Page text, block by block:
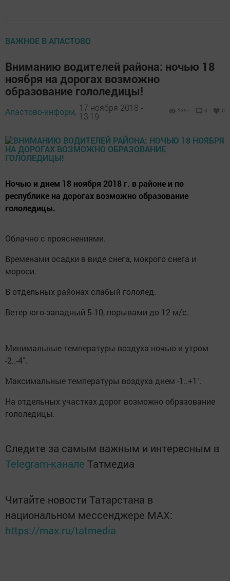
ВАЖНОЕ В АПАСТОВО
Вниманию водителей района: ночью 18
ноября на дорогах возможно
образование гололедицы!
Апастово-информ, 17 ноября 2018 -
13:19
1397 0 0
Ночью и днем 18 ноября 2018 г. в районе и по
республике на дорогах возможно образование
гололедицы.
Облачно с прояснениями.
Временами осадки в виде снега, мокрого снега и
мороси.
В отдельных районах слабый гололед.
Ветер юго-западный 5-10, порывами до 12 м/с.
Минимальные температуры воздуха ночью и утром
-2..-4˚.
Максимальные температуры воздуха днем -1..+1˚.
На отдельных участках дорог возможно образование
гололедицы.
Следите за самым важным и интересным в
Telegram-канале Татмедиа
Читайте новости Татарстана в
национальном мессенджере MАХ:
https://max.ru/tatmedia